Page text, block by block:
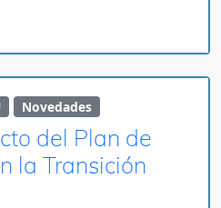
Novedades
del Plan de
la Transición